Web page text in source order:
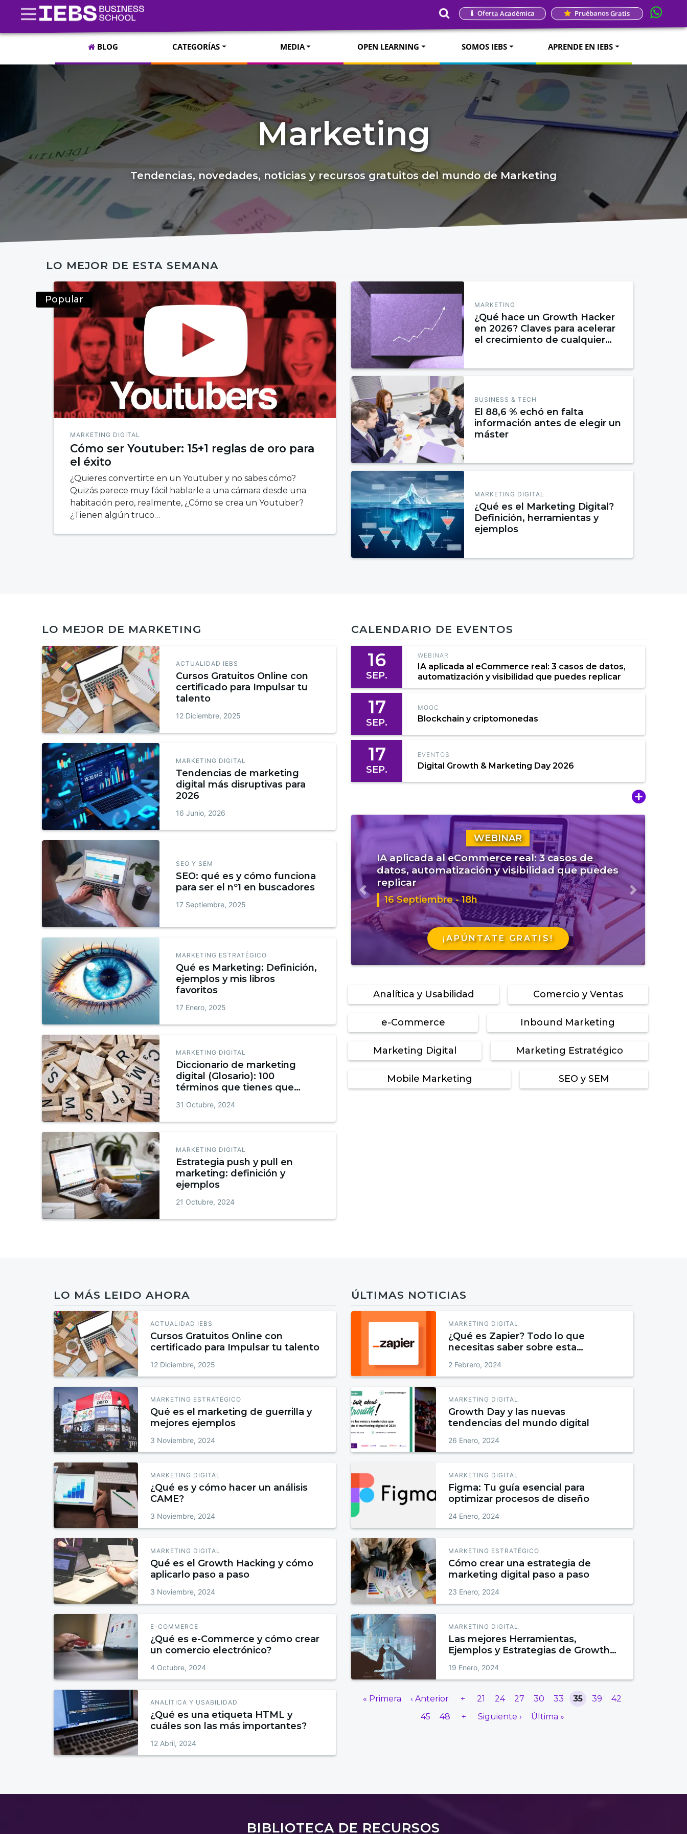
Oferta Académica Pruébanos Gratis
BLOG CATEGORÍAS MEDIA OPEN LEARNING SOMOS IEBS APRENDE EN IEBS
Marketing
Tendencias, novedades, noticias y recursos gratuitos del mundo de Marketing
LO MEJOR DE ESTA SEMANA
Popular
MARKETING DIGITAL
Cómo ser Youtuber: 15+1 reglas de oro para
el éxito
¿Quieres convertirte en un Youtuber y no sabes cómo?
Quizás parece muy fácil hablarle a una cámara desde una
habitación pero, realmente, ¿Cómo se crea un Youtuber?
¿Tienen algún truco…
MARKETING
¿Qué hace un Growth Hacker
en 2026? Claves para acelerar
el crecimiento de cualquier
BUSINESS & TECH
El 88,6 % echó en falta
información antes de elegir un
máster
MARKETING DIGITAL
¿Qué es el Marketing Digital?
Definición, herramientas y
ejemplos
LO MEJOR DE MARKETING
ACTUALIDAD IEBS
Cursos Gratuitos Online con
certificado para Impulsar tu
talento
12 Diciembre, 2025
MARKETING DIGITAL
Tendencias de marketing
digital más disruptivas para
2026
16 Junio, 2026
SEO Y SEM
SEO: qué es y cómo funciona
para ser el nº1 en buscadores
17 Septiembre, 2025
MARKETING ESTRATÉGICO
Qué es Marketing: Definición,
ejemplos y mis libros
favoritos
17 Enero, 2025
MARKETING DIGITAL
Diccionario de marketing
digital (Glosario): 100
términos que tienes que
31 Octubre, 2024
MARKETING DIGITAL
Estrategia push y pull en
marketing: definición y
ejemplos
21 Octubre, 2024
CALENDARIO DE EVENTOS
16
SEP.
WEBINAR
IA aplicada al eCommerce real: 3 casos de datos,
automatización y visibilidad que puedes replicar
17
SEP.
MOOC
Blockchain y criptomonedas
17
SEP.
EVENTOS
Digital Growth & Marketing Day 2026
WEBINAR
IA aplicada al eCommerce real: 3 casos de
datos, automatización y visibilidad que puedes
replicar
16 Septiembre - 18h
¡APÚNTATE GRATIS!
Anterior Siguiente
Analítica y Usabilidad Comercio y Ventas
e-Commerce Inbound Marketing
Marketing Digital Marketing Estratégico
Mobile Marketing SEO y SEM
LO MÁS LEIDO AHORA
ACTUALIDAD IEBS
Cursos Gratuitos Online con
certificado para Impulsar tu talento
12 Diciembre, 2025
MARKETING ESTRATÉGICO
Qué es el marketing de guerrilla y
mejores ejemplos
3 Noviembre, 2024
MARKETING DIGITAL
¿Qué es y cómo hacer un análisis
CAME?
3 Noviembre, 2024
MARKETING DIGITAL
Qué es el Growth Hacking y cómo
aplicarlo paso a paso
3 Noviembre, 2024
E-COMMERCE
¿Qué es e-Commerce y cómo crear
un comercio electrónico?
4 Octubre, 2024
ANALÍTICA Y USABILIDAD
¿Qué es una etiqueta HTML y
cuáles son las más importantes?
12 Abril, 2024
ÚLTIMAS NOTICIAS
MARKETING DIGITAL
¿Qué es Zapier? Todo lo que
necesitas saber sobre esta
2 Febrero, 2024
MARKETING DIGITAL
Growth Day y las nuevas
tendencias del mundo digital
26 Enero, 2024
MARKETING DIGITAL
Figma: Tu guía esencial para
optimizar procesos de diseño
24 Enero, 2024
MARKETING ESTRATÉGICO
Cómo crear una estrategia de
marketing digital paso a paso
23 Enero, 2024
MARKETING DIGITAL
Las mejores Herramientas,
Ejemplos y Estrategias de Growth
19 Enero, 2024
« Primera ‹ Anterior + 21 24 27 30 33 35 39
42
45
48 + Siguiente › Última »
BIBLIOTECA DE RECURSOS